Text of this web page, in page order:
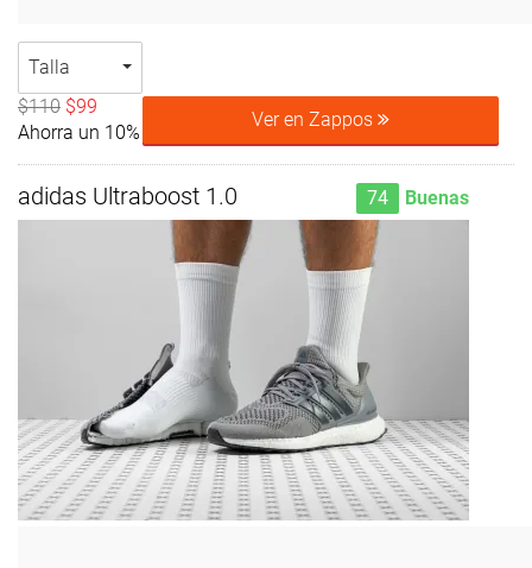
Talla
$110 $99
Ahorra un 10%
Ver en Zappos
adidas Ultraboost 1.0 74 Buenas